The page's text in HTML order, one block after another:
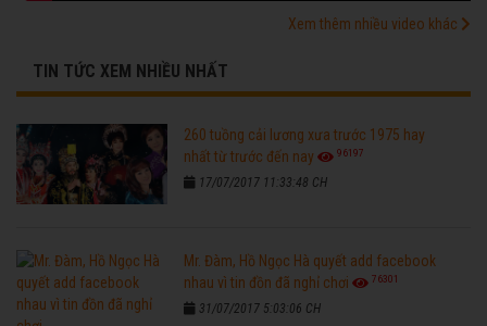
Xem thêm nhiều video khác
TIN TỨC XEM NHIỀU NHẤT
260 tuồng cải lương xưa trước 1975 hay
nhất từ trước đến nay
96197
17/07/2017 11:33:48 CH
Mr. Đàm, Hồ Ngọc Hà quyết add facebook
nhau vì tin đồn đã nghỉ chơi
76301
31/07/2017 5:03:06 CH